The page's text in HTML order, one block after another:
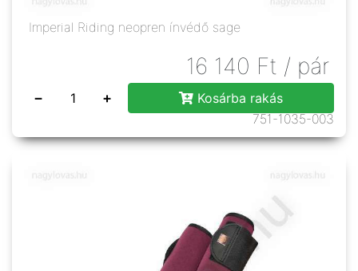
Imperial Riding neopren ínvédő sage
16 140 Ft / pár
− +
Kosárba rakás
751-1035-003